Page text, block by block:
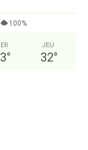
100%
°
JEU
32°